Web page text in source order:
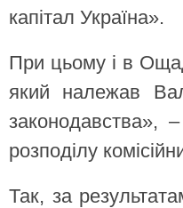
капітал Україна».
При цьому і в
який належав
законодавства»,
розподілу
Так, за